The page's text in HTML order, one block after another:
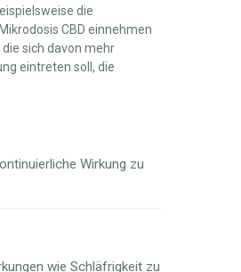
die
CBD einnehmen
sich davon mehr
eintreten soll, die
Wirkung zu
wie Schläfrigkeit zu